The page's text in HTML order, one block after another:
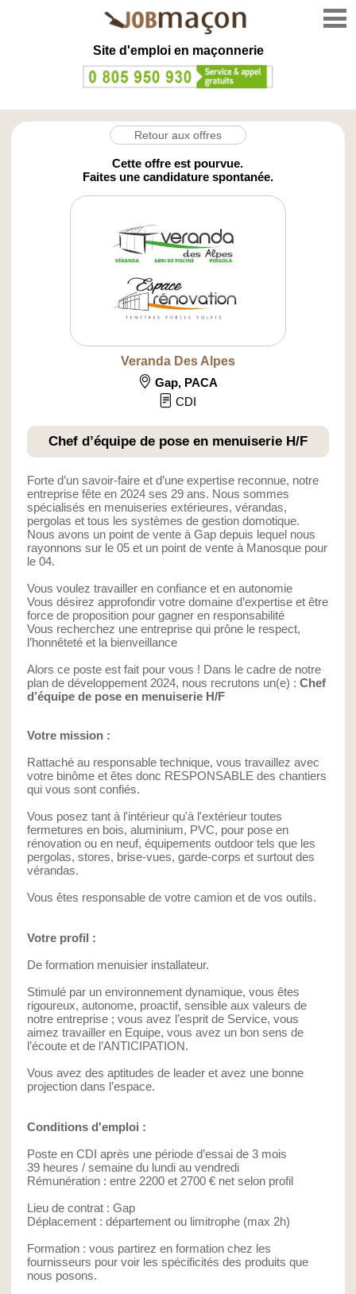
Site d'emploi en maçonnerie
Retour aux offres
Cette offre est pourvue.
Faites une candidature spontanée.
Veranda Des Alpes
Gap, PACA
CDI
Chef d’équipe de pose en menuiserie H/F
Forte d’un savoir-faire et d’une expertise reconnue, notre
entreprise fête en 2024 ses 29 ans. Nous sommes
spécialisés en menuiseries extérieures, vérandas,
pergolas et tous les systèmes de gestion domotique.
Nous avons un point de vente à Gap depuis lequel nous
rayonnons sur le 05 et un point de vente à Manosque pour
le 04.
Vous voulez travailler en confiance et en autonomie
Vous désirez approfondir votre domaine d’expertise et être
force de proposition pour gagner en responsabilité
Vous recherchez une entreprise qui prône le respect,
l’honnêteté et la bienveillance
Alors ce poste est fait pour vous ! Dans le cadre de notre
plan de développement 2024, nous recrutons un(e) : Chef
d’équipe de pose en menuiserie H/F
Votre mission :
Rattaché au responsable technique, vous travaillez avec
votre binôme et êtes donc RESPONSABLE des chantiers
qui vous sont confiés.
Vous posez tant à l'intérieur qu'à l'extérieur toutes
fermetures en bois, aluminium, PVC, pour pose en
rénovation ou en neuf, équipements outdoor tels que les
pergolas, stores, brise-vues, garde-corps et surtout des
vérandas.
Vous êtes responsable de votre camion et de vos outils.
Votre profil :
De formation menuisier installateur.
Stimulé par un environnement dynamique, vous êtes
rigoureux, autonome, proactif, sensible aux valeurs de
notre entreprise ; vous avez l’esprit de Service, vous
aimez travailler en Equipe, vous avez un bon sens de
l’écoute et de l’ANTICIPATION.
Vous avez des aptitudes de leader et avez une bonne
projection dans l’espace.
Conditions d'emploi :
Poste en CDI après une période d’essai de 3 mois
39 heures / semaine du lundi au vendredi
Rémunération : entre 2200 et 2700 € net selon profil
Lieu de contrat : Gap
Déplacement : département ou limitrophe (max 2h)
Formation : vous partirez en formation chez les
fournisseurs pour voir les spécificités des produits que
nous posons.